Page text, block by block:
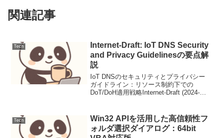
関連記事
Tech
Internet-Draft: IoT DNS Security
and Privacy Guidelinesの要点解
説
IoT DNSのセキュリティとプライバシー
ガイドライン：リソース制約下での
DoT/DoH適用戦略Internet-Draft (2024-
Tech
Win32 APIを活用した高信頼性フ
ォルダ選択ダイアログ：64bit